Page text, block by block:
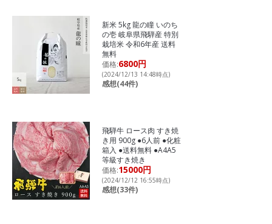
新米 5kg 龍の瞳 いのち
の壱 岐阜県飛騨産 特別
栽培米 令和6年産 送料
無料
価格:6800円
(2024/12/13 14:48時点)
感想(44件)
飛騨牛 ロース肉 すき焼
き用 900g ●6人前 ●化粧
箱入 ●送料無料 ●A4A5
等級すき焼き
価格:15000円
(2024/12/12 16:55時点)
感想(33件)